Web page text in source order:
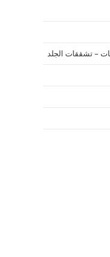
– تشققات الجلد